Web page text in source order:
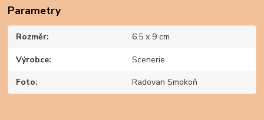
Parametry
Rozměr 6.5 x 9 cm
Výrobce Scenerie
Foto Radovan Smokoň